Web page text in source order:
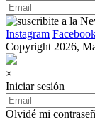
Instagram
Copyright 2026,
×
Iniciar sesión
Olvidé mi